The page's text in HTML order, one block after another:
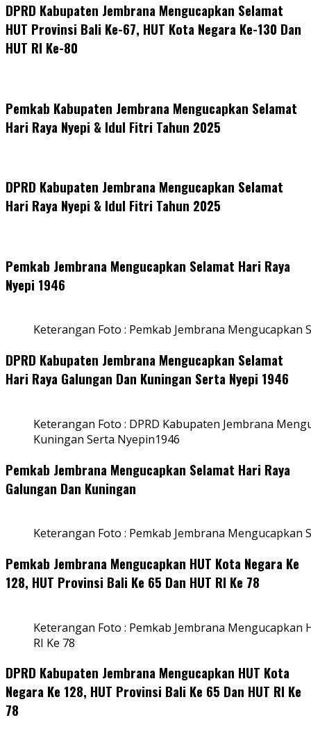
DPRD Kabupaten Jembrana Mengucapkan Selamat
HUT Provinsi Bali Ke-67, HUT Kota Negara Ke-130 Dan
HUT RI Ke-80
Pemkab Kabupaten Jembrana Mengucapkan Selamat
Hari Raya Nyepi & Idul Fitri Tahun 2025
DPRD Kabupaten Jembrana Mengucapkan Selamat
Hari Raya Nyepi & Idul Fitri Tahun 2025
Pemkab Jembrana Mengucapkan Selamat Hari Raya
Nyepi 1946
Keterangan Foto : Pemkab Jembrana Mengucapkan
DPRD Kabupaten Jembrana Mengucapkan Selamat
Hari Raya Galungan Dan Kuningan Serta Nyepi 1946
Keterangan Foto : DPRD Kabupaten Jembrana
Kuningan Serta Nyepin1946
Pemkab Jembrana Mengucapkan Selamat Hari Raya
Galungan Dan Kuningan
Keterangan Foto : Pemkab Jembrana Mengucapkan
Pemkab Jembrana Mengucapkan HUT Kota Negara Ke
128, HUT Provinsi Bali Ke 65 Dan HUT RI Ke 78
Keterangan Foto : Pemkab Jembrana Mengucapkan
RI Ke 78
DPRD Kabupaten Jembrana Mengucapkan HUT Kota
Negara Ke 128, HUT Provinsi Bali Ke 65 Dan HUT RI Ke
78